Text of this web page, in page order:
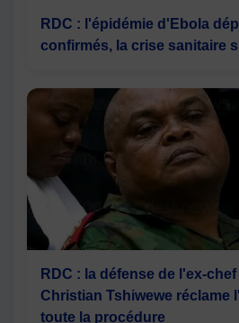
RDC : l'épidémie d'Ebola
confirmés, la crise sanitaire
RDC : la défense de l'ex-
Christian Tshiwewe réclame
toute la procédure